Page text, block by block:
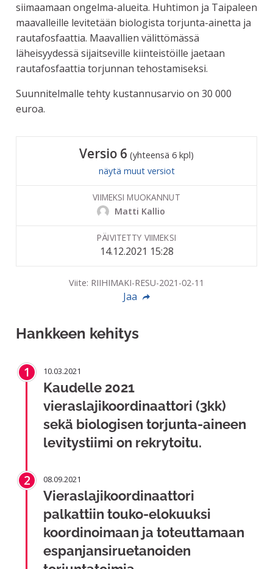
siimaamaan ongelma-alueita. Huhtimon ja Taipaleen
maavalleille levitetään biologista torjunta-ainetta ja
rautafosfaattia. Maavallien välittömässä
läheisyydessä sijaitseville kiinteistöille jaetaan
rautafosfaattia torjunnan tehostamiseksi.
Suunnitelmalle tehty kustannusarvio on 30 000
euroa.
Versio 6 (yhteensä 6 kpl)
näytä muut versiot
VIIMEKSI MUOKANNUT
Matti Kallio
PÄIVITETTY VIIMEKSI
14.12.2021 15:28
Viite: RIIHIMAKI-RESU-2021-02-11
Jaa
Hankkeen kehitys
1 10.03.2021
Kaudelle 2021
vieraslajikoordinaattori (3kk)
sekä biologisen torjunta-aineen
levitystiimi on rekrytoitu.
2 08.09.2021
Vieraslajikoordinaattori
palkattiin touko-elokuuksi
koordinoimaan ja toteuttamaan
espanjansiruetanoiden